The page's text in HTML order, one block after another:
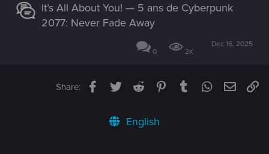
It’s All About You! — 5 ans de Cyberpunk
2077: Never Fade Away
0 2K
Dec 16, 2025
Share: Facebook
TwitterReddit PinterestTumblrWhatsApp
Email
English